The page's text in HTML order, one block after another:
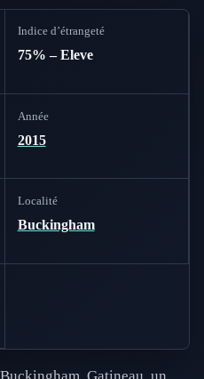
Indice d’étrangeté
75% – Eleve
Année
2015
Localité
Buckingham